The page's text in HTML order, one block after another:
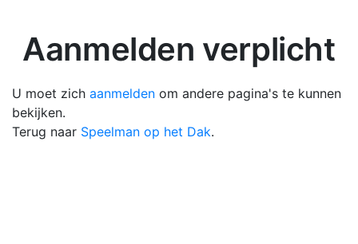
Aanmelden verplicht
U moet zich aanmelden om andere pagina's te kunnen
bekijken.
Terug naar Speelman op het Dak.